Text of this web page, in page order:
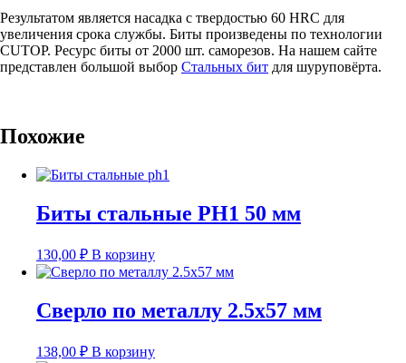
Результатом является насадка с твердостью 60 HRC для
увеличения срока службы. Биты произведены по технологии
CUTOP. Ресурс биты от 2000 шт. саморезов. На нашем сайте
представлен большой выбор Стальных бит для шуруповёрта.
Похожие
Биты стальные PH1 50 мм
130,00 ₽ В корзину
Сверло по металлу 2.5х57 мм
138,00 ₽ В корзину